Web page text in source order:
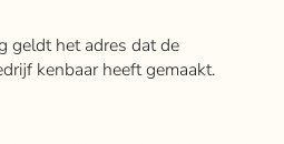
geldt het adres dat de
kenbaar heeft gemaakt.